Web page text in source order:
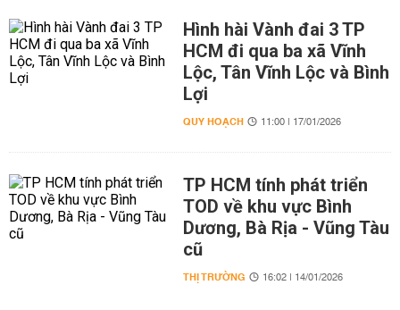
Hình hài Vành đai 3 TP
HCM đi qua ba xã Vĩnh
Lộc, Tân Vĩnh Lộc và Bình
Lợi
QUY HOẠCH 11:00 | 17/01/2026
TP HCM tính phát triển
TOD về khu vực Bình
Dương, Bà Rịa - Vũng Tàu
cũ
THỊ TRƯỜNG 16:02 | 14/01/2026